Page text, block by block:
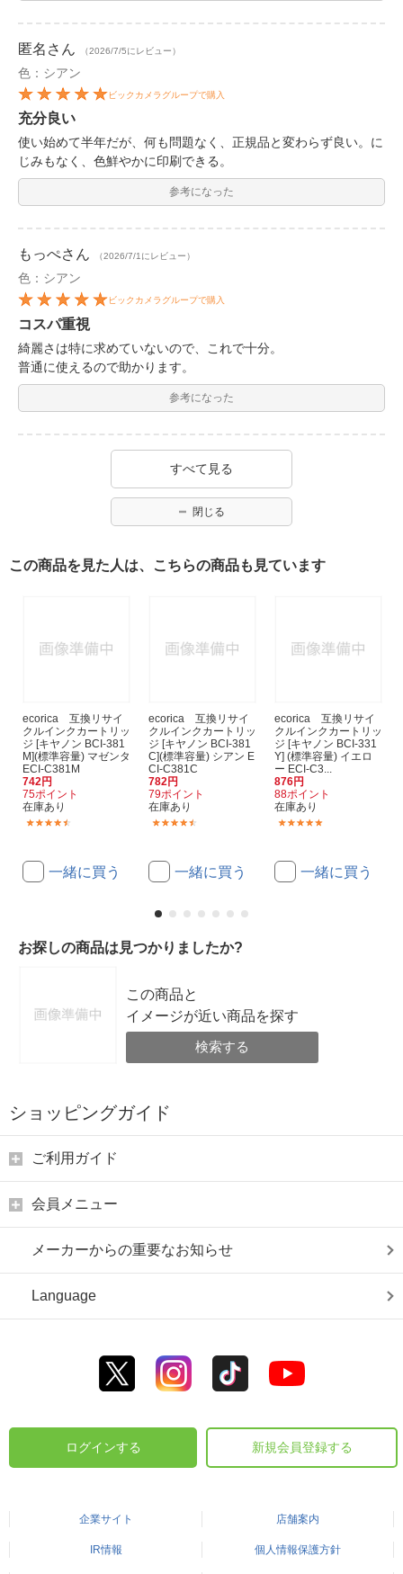
匿名 さん （2026/7/5にレビュー）
色：シアン
ビックカメラグループで購入
充分良い
使い始めて半年だが、何も問題なく、正規品と変わらず良い。に
じみもなく、色鮮やかに印刷できる。
参考になった
もっぺさん （2026/7/1にレビュー）
色：シアン
ビックカメラグループで購入
コスパ重視
綺麗さは特に求めていないので、これで十分。
普通に使えるので助かります。
参考になった
すべて見る
閉じる
この商品を見た人は、こちらの商品も見ています
ecorica 互換リサイ
クルインクカートリッ
ジ [キヤノン BCI-381
M](標準容量) マゼンタ
ECI-C381M
742円
75ポイント
在庫あり
一緒に買う
ecorica 互換リサイ
クルインクカートリッ
ジ [キヤノン BCI-381
C](標準容量) シアン E
CI-C381C
782円
79ポイント
在庫あり
一緒に買う
ecorica 互換リサイ
クルインクカートリッ
ジ [キヤノン BCI-331
Y] (標準容量) イエロ
ー ECI-C3...
876円
88ポイント
在庫あり
一緒に買う
お探しの商品は見つかりましたか?
この商品と
イメージが近い商品を探す
検索する
ショッピングガイド
ご利用ガイド
会員メニュー
メーカーからの重要なお知らせ
Language
ログインする 新規会員登録する
企業サイト 店舗案内
IR情報 個人情報保護方針